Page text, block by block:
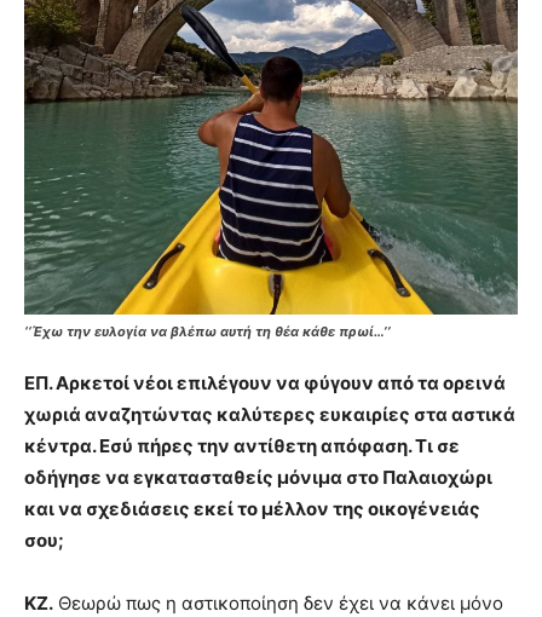
‘‘Έχω την ευλογία να βλέπω αυτή τη θέα κάθε πρωί…’’
ΕΠ. Αρκετοί νέοι επιλέγουν να φύγουν από τα ορεινά
χωριά αναζητώντας καλύτερες ευκαιρίες στα αστικά
κέντρα. Εσύ πήρες την αντίθετη απόφαση. Τι σε
οδήγησε να εγκατασταθείς μόνιμα στο Παλαιοχώρι
και να σχεδιάσεις εκεί το μέλλον της οικογένειάς
σου;
ΚΖ. Θεωρώ πως η αστικοποίηση δεν έχει να κάνει μόνο